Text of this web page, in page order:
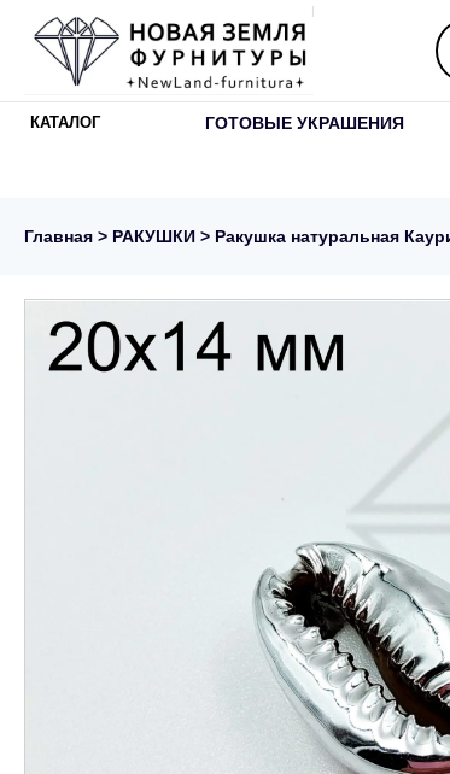
КАТАЛОГ ГОТОВЫЕ УКРАШЕНИЯ
Главная > РАКУШКИ > Ракушка натуральная